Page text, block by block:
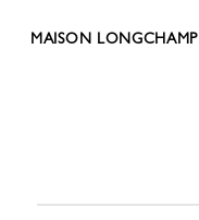
MAISON LONGCHAMP